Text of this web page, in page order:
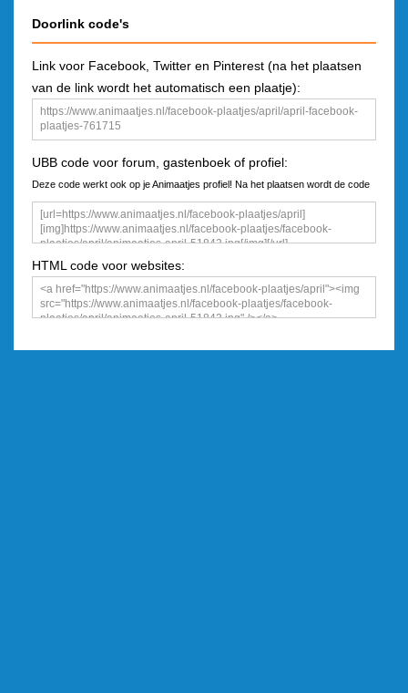
Doorlink code's
Link voor Facebook, Twitter en Pinterest (na het plaatsen
van de link wordt het automatisch een plaatje):
UBB code voor forum, gastenboek of profiel:
Deze code werkt ook op je Animaatjes profiel! Na het plaatsen wordt de code
een plaatje
HTML code voor websites: